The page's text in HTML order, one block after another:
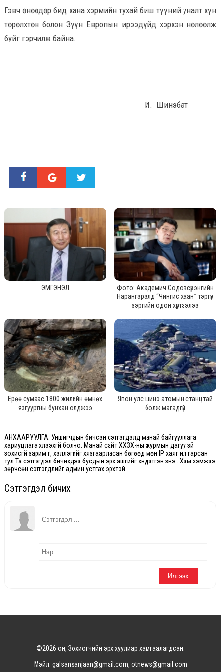
Гэвч өнөөдөр бид хана хэрмийн тухай биш түүний уналт хүн
төрөлхтөн болон Зүүн Европын ирээдүйд хэрхэн нөлөөлж
буйг гэрчилж байна.
И. Шинэбат
ЭМГЭНЭЛ
Фото: Академич Содовсүрэнгийн
Нарангэрэлд “Чингис хаан” тэргүүн
зэргийн одон хүртээлээ
Ерөө сумаас 1800 жилийн өмнөх
язгууртны бунхан олджээ
Япон улс шинэ атомын станцтай
болж магадгүй
АНХААРУУЛГА: Уншигчдын бичсэн сэтгэгдэлд манай байгууллага
хариуцлага хүлээхгүй болно. Манай сайт ХХЗХ-ны журмын дагуу зүй
зохисгүй зарим үг, хэллэгийг хязгаарласан бөгөөд мөн IP хаяг ил гарсан
тул Та сэтгэгдэл бичихдээ бусдын эрх ашгийг хүндэтгэн үзнэ үү. Хэм хэмжээ
зөрчсөн сэтгэгдлийг админ устгах эрхтэй.
Сэтгэгдэл бичих
©2026 он, Зохиогчийн эрх хуулиар хамгаалагдсан.
Мэйл: galsansanjaan@gmail.com, otnews@gmail.com